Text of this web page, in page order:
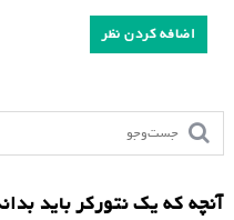
آنچه که یک نتورکر باید